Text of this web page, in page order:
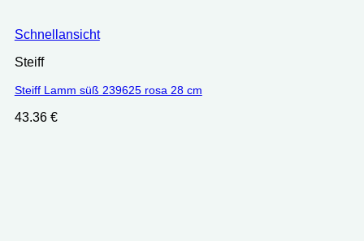
Schnellansicht
Steiff
Steiff Lamm süß 239625 rosa 28 cm
43.36 €